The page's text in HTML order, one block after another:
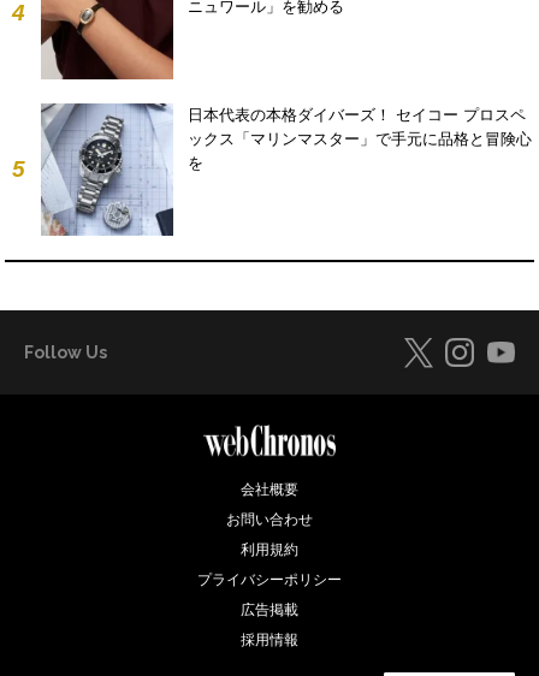
4
ニュワール」を勧める
5
日本代表の本格ダイバーズ！ セイコー プロスペ
ックス「マリンマスター」で手元に品格と冒険心
を
Follow Us
会社概要
お問い合わせ
利用規約
プライバシーポリシー
広告掲載
採用情報